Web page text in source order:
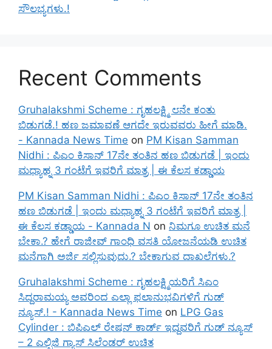
ಸೌಲಭ್ಯಗಳು.!
Recent Comments
Gruhalakshmi Scheme : ಗೃಹಲಕ್ಷ್ಮಿ ೮ನೇ ಕಂತು
ಬಿಡುಗಡೆ.! ಹಣ ಜಮಾವಣೆ ಆಗದೇ ಇರುವವರು ಹೀಗೆ ಮಾಡಿ.
- Kannada News Time on PM Kisan Samman
Nidhi : ಪಿಎಂ ಕಿಸಾನ್ 17ನೇ ತಂತಿನ ಹಣ ಬಿಡುಗಡೆ | ಇಂದು
ಮಧ್ಯಾಹ್ನ 3 ಗಂಟೆಗೆ ಇವರಿಗೆ ಮಾತ್ರ | ಈ ಕೆಲಸ ಕಡ್ಡಾಯ
PM Kisan Samman Nidhi : ಪಿಎಂ ಕಿಸಾನ್ 17ನೇ ತಂತಿನ
ಹಣ ಬಿಡುಗಡೆ | ಇಂದು ಮಧ್ಯಾಹ್ನ 3 ಗಂಟೆಗೆ ಇವರಿಗೆ ಮಾತ್ರ |
ಈ ಕೆಲಸ ಕಡ್ಡಾಯ - Kannada N on ನಿಮಗೂ ಉಚಿತ ಮನೆ
ಬೇಕಾ.? ಹೇಗೆ ರಾಜೀವ್ ಗಾಂಧಿ ವಸತಿ ಯೋಜನೆಯಡಿ ಉಚಿತ
ಮನೆಗಾಗಿ ಅರ್ಜಿ ಸಲ್ಲಿಸುವುದು.? ಬೇಕಾಗುವ ದಾಖಲೆಗಳು.?
Gruhalakshmi Scheme : ಗೃಹಲಕ್ಷ್ಮಿಯರಿಗೆ ಸಿಎಂ
ಸಿದ್ದರಾಮಯ್ಯ ಅವರಿಂದ ಎಲ್ಲಾ ಫಲಾನುಭವಿಗಳಿಗೆ ಗುಡ್
ನ್ಯೂಸ್.! - Kannada News Time on LPG Gas
Cylinder : ಬಿಪಿಎಲ್ ರೇಷನ್ ಕಾರ್ಡ್ ಇದ್ದವರಿಗೆ ಗುಡ್ ನ್ಯೂಸ್
– 2 ಎಲ್ಪಿಜಿ ಗ್ಯಾಸ್ ಸಿಲೆಂಡರ್ ಉಚಿತ